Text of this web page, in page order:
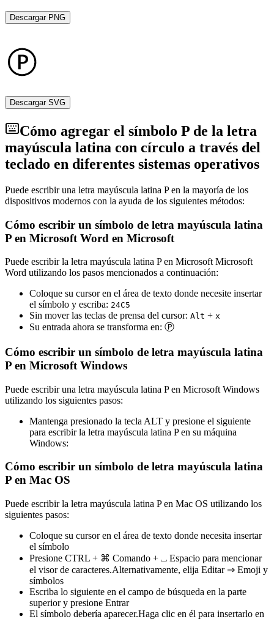
Descargar PNG
Descargar SVG
Cómo agregar el símbolo P de la letra
mayúscula latina con círculo a través del
teclado en diferentes sistemas operativos
Puede escribir una letra mayúscula latina P en la mayoría de los
dispositivos modernos con la ayuda de los siguientes métodos:
Cómo escribir un símbolo de letra mayúscula latina
P en Microsoft Word en Microsoft
Puede escribir la letra mayúscula latina P en Microsoft Microsoft
Word utilizando los pasos mencionados a continuación:
Coloque su cursor en el área de texto donde necesite insertar
el símbolo y escriba: 24C5
Sin mover las teclas de prensa del cursor: Alt + x
Su entrada ahora se transforma en: Ⓟ
Cómo escribir un símbolo de letra mayúscula latina
P en Microsoft Windows
Puede escribir una letra mayúscula latina P en Microsoft Windows
utilizando los siguientes pasos:
Mantenga presionado la tecla ALT y presione el siguiente
para escribir la letra mayúscula latina P en su máquina
Windows:
Cómo escribir un símbolo de letra mayúscula latina
P en Mac OS
Puede escribir la letra mayúscula latina P en Mac OS utilizando los
siguientes pasos:
Coloque su cursor en el área de texto donde necesita insertar
el símbolo
Presione CTRL + ⌘ Comando + ⎵ Espacio para mencionar
el visor de caracteres.Alternativamente, elija Editar ⇒ Emoji y
símbolos
Escriba lo siguiente en el campo de búsqueda en la parte
superior y presione Entrar
El símbolo debería aparecer.Haga clic en él para insertarlo en